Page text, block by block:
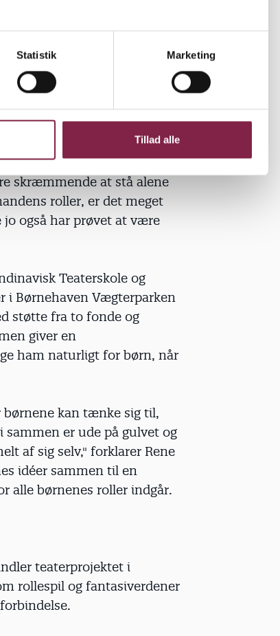
Statistik Marketing
Tillad alle
der ved, hvordan dragen
med
fantasidrage.
før Emils brummen
skræmmende at stå alene
roller, er det meget
jo også har prøvet at være
Teaterskole og
i Børnehaven Vægterparken
støtte fra to fonde og
giver en
ham naturligt for børn, når
børnene kan tænke sig til,
er ude på gulvet og
af sig selv," forklarer Rene
idéer sammen til en
alle børnenes roller indgår.
teaterprojektet i
rollespil og fantasiverdener